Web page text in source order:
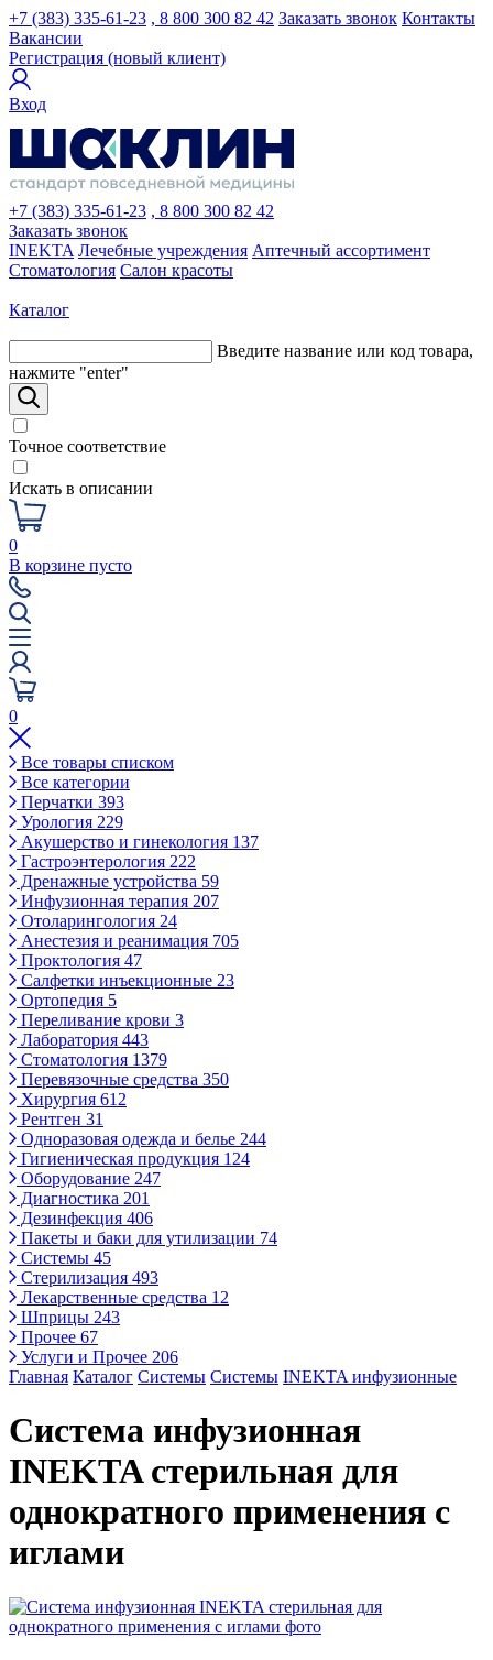
+7 (383) 335-61-23 , 8 800 300 82 42 Заказать звонок Контакты
Вакансии
Регистрация (новый клиент)
Вход
+7 (383) 335-61-23 , 8 800 300 82 42
Заказать звонок
INEKTA Лечебные учреждения Аптечный ассортимент
Стоматология Салон красоты
Каталог
Введите название или код товара,
нажмите "enter"
Точное соответствие
Искать в описании
0
В корзине пусто
0
Все товары списком
Все категории
Перчатки 393
Урология 229
Акушерство и гинекология 137
Гастроэнтерология 222
Дренажные устройства 59
Инфузионная терапия 207
Отоларингология 24
Анестезия и реанимация 705
Проктология 47
Салфетки инъекционные 23
Ортопедия 5
Переливание крови 3
Лаборатория 443
Стоматология 1379
Перевязочные средства 350
Хирургия 612
Рентген 31
Одноразовая одежда и белье 244
Гигиеническая продукция 124
Оборудование 247
Диагностика 201
Дезинфекция 406
Пакеты и баки для утилизации 74
Системы 45
Стерилизация 493
Лекарственные средства 12
Шприцы 243
Прочее 67
Услуги и Прочее 206
Главная Каталог Системы Системы INEKTA инфузионные
Система инфузионная
INEKTA стерильная для
однократного применения с
иглами